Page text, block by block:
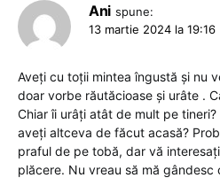
Ani spune:
13 martie 2024 la 19:16
Aveți cu toții mintea îngustă și nu
doar vorbe răutăcioase și urâte .
Chiar îi urâți atât de mult pe
aveți altceva de făcut acasă?
praful de pe tobă, dar vă
plăcere. Nu vreau să mă gândesc